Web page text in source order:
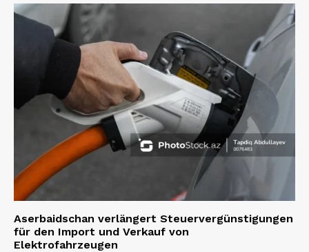
Aserbaidschan verlängert Steuervergünstigungen
für den Import und Verkauf von
Elektrofahrzeugen